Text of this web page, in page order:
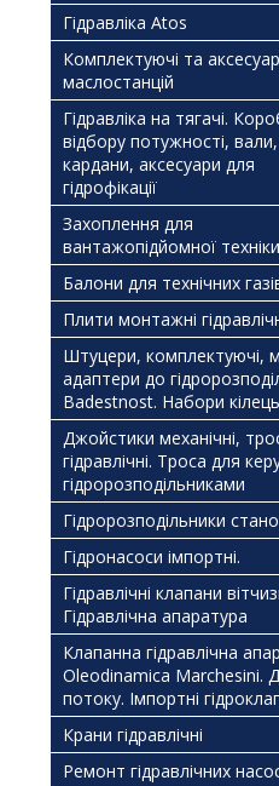
Гідравліка Atos
Комплектуючі та
маслостанцій
Гідравліка на тягачі.
відбору потужності, вали,
кардани, аксесуари для
гідрофікації
Захоплення для
вантажопідйомної техніки
Балони для технічних
Плити монтажні
Штуцери, комплектуючі,
адаптери до
Badestnost. Набори кілець
Джойстики механічні,
гідравлічні. Троса для
гідророзподільниками
Гідророзподільники
Гідронасоси імпортні.
Гідравлічні клапани
Гідравлічна апаратура
Клапанна гідравлічна
Oleodinamica Marchesini.
потоку. Імпортні
Крани гідравлічні
Ремонт гідравлічних